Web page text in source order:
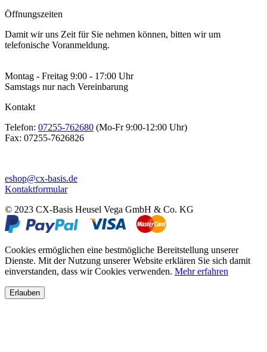
Öffnungszeiten
Damit wir uns Zeit für Sie nehmen können, bitten wir um
telefonische Voranmeldung.
Montag - Freitag 9:00 - 17:00 Uhr
Samstags nur nach Vereinbarung
Kontakt
Telefon: 07255-762680 (Mo-Fr 9:00-12:00 Uhr)
Fax: 07255-7626826
eshop@cx-basis.de
Kontaktformular
© 2023 CX-Basis Heusel Vega GmbH & Co. KG
Cookies ermöglichen eine bestmögliche Bereitstellung unserer
Dienste. Mit der Nutzung unserer Website erklären Sie sich damit
einverstanden, dass wir Cookies verwenden. Mehr erfahren
Erlauben